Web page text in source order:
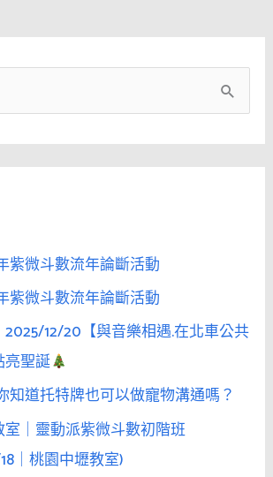
紫微斗數流年論斷活動
紫微斗數流年論斷活動
12/20【與音樂相遇.在北車公共
亮聖誕
知道托特牌也可以做寵物溝通嗎？
｜靈動派紫微斗數初階班
｜桃園中壢教室)